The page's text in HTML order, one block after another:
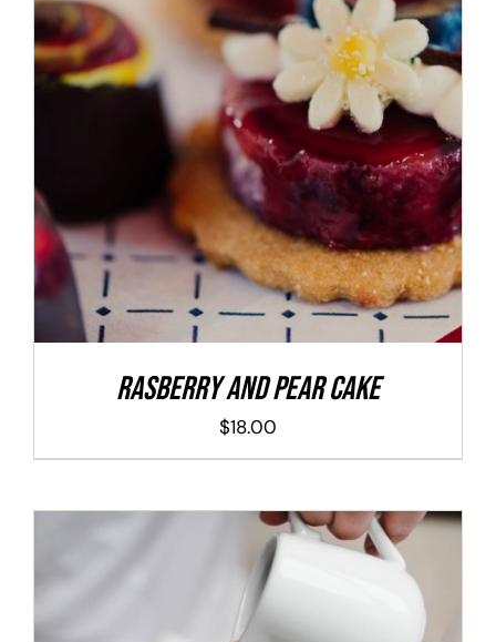
ADD TO CART / DETALLES
Rasberry And Pear Cake
$18.00